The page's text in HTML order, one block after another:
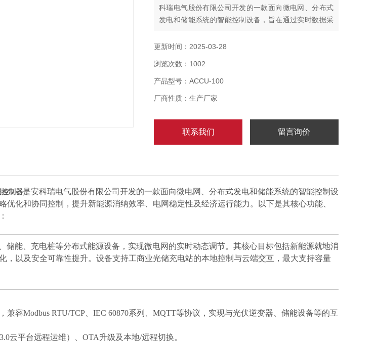
科瑞电气股份有限公司开发的一款面向微电网、分布式
发电和储能系统的智能控制设备，旨在通过实时数据采
稳定性及经济运行能力。
更新时间：2025-03-28
浏览次数：1002
产品型号：ACCU-100
厂商性质：生产厂家
联系我们 留言询价
制器是安科瑞电气股份有限公司开发的一款面向微电网、分布式发电和储能系统的智能控制设
优化和协同控制，提升新能源消纳效率、电网稳定性及经济运行能力。以下是其核心功能、
储能、充电桩等分布式能源设备，实现微电网的实时动态调节。其核心目标包括新能源就地消
，以及安全可靠性提升。设备支持工商业光储充电站的本地控制与云端交互，最大支持容量
兼容Modbus RTU/TCP、IEC 60870系列、MQTT等协议，实现与光伏逆变器、储能设备等的互
云平台远程运维）、OTA升级及本地/远程切换。